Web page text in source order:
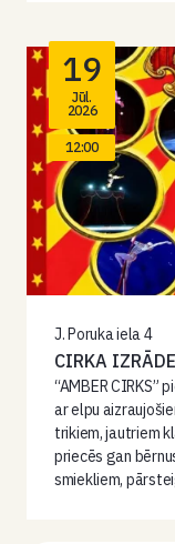
19
Jūl.
2026
12:00
J. Poruka iela 4
CIRKA
“AMBER CIRKS”
ar elpu
trikiem, jautriem
priecēs gan
smiekliem,